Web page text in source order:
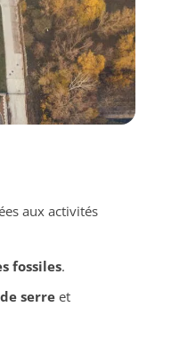
aux activités
fossiles.
serreet